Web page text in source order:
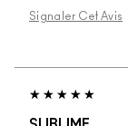
Signaler Cet Avis